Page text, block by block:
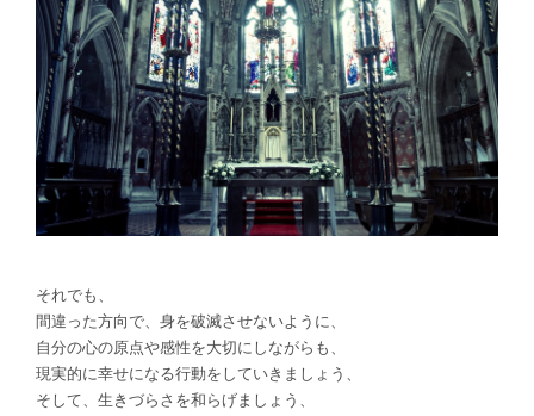
それでも、
間違った方向で、身を破滅させないように、
自分の心の原点や感性を大切にしながらも、
現実的に幸せになる行動をしていきましょう、
そして、生きづらさを和らげましょう、